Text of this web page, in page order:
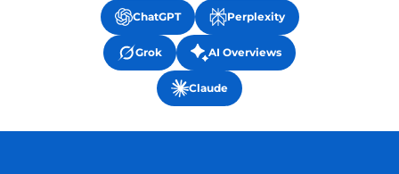
ChatGPT Perplexity
Grok AI Overviews
Claude